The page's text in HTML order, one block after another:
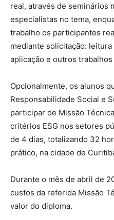
real, através de seminários
especialistas no tema,
trabalho os participantes
mediante solicitação:
aplicação e outros
Opcionalmente, os alunos
Responsabilidade Social e
participar de Missão
critérios ESG nos setores
de 4 dias, totalizando 32
prático, na cidade de
Durante o mês de abril de
custos da referida Missão
valor do diploma.